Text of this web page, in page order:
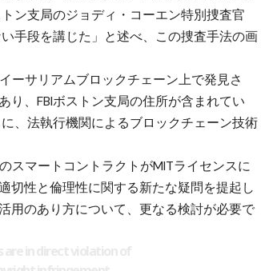
ン支局のジョディ・コーエン特別捜査官
手段を講じた」と述べ、この捜査手法の画
ーサリアムブロックチェーン上で発見さ
り、FBIボストン支局の住所が含まれてい
、法執行機関によるブロックチェーン技術
スマートコントラクトがMITライセンスに
切性と倫理性に関する新たな疑問を提起し
用のあり方について、更なる検討が必要で